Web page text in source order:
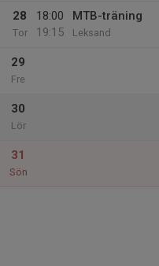
28
Tor
18:00
19:15
MTB-träning
Leksand
29
Fre
30
Lör
31
Sön